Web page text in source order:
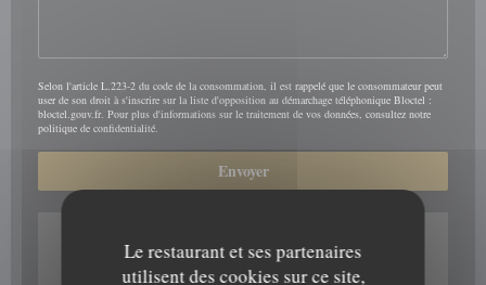
Le restaurant et ses partenaires
utilisent des cookies sur ce site,
Selon l'article L.223-2 du code de la consommation, il est rappelé que le consommateur peut
user de son droit à s'inscrire sur la liste d'opposition au démarchage téléphonique Bloctel :
bloctel.gouv.fr. Pour plus d'informations sur le traitement de vos données, consultez notre
politique de confidentialité.